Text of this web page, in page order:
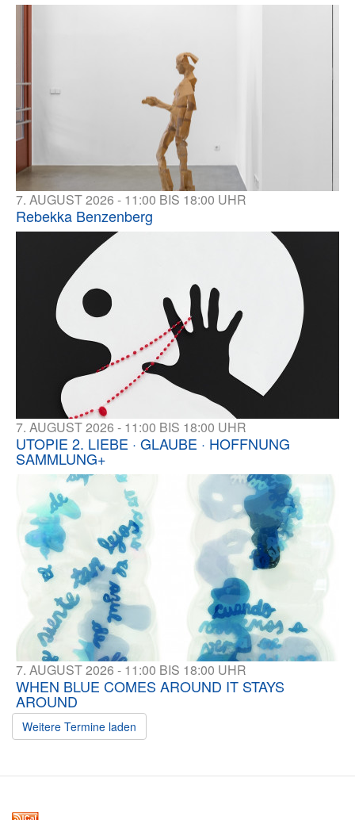
7. AUGUST 2026 - 11:00 BIS 18:00 UHR
Rebekka Benzenberg
7. AUGUST 2026 - 11:00 BIS 18:00 UHR
UTOPIE 2. LIEBE · GLAUBE · HOFFNUNG
SAMMLUNG+
7. AUGUST 2026 - 11:00 BIS 18:00 UHR
WHEN BLUE COMES AROUND IT STAYS
AROUND
Weitere Termine laden